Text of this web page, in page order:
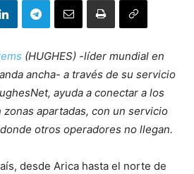
(HUGHES) -líder mundial en
ancha- a través de su servicio
ayuda a conectar a los
apartadas, con un servicio
otros operadores no llegan.
desde Arica hasta el norte de